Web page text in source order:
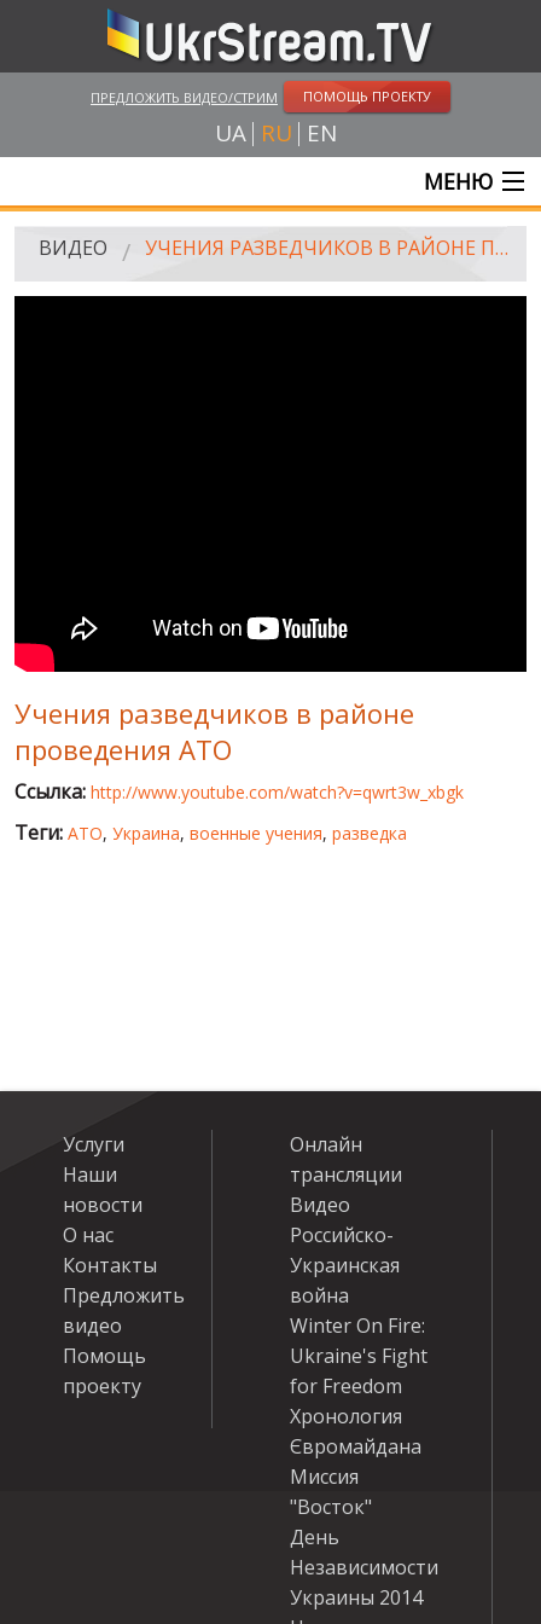
ПРЕДЛОЖИТЬ ВИДЕО/СТРИМ ПОМОЩЬ ПРОЕКТУ
UA RU EN
МЕНЮ
ГЛАВНАЯ
ПУБЛИЧНЫЕ ЛЮДИ
РОССИЙСКО-УКРАИНСКАЯ ВОЙНА
WINTER ON FIRE: UKRAINE'S FIGHT FOR FREEDOM
ХРОНОЛОГИЯ ЄВРОМАЙДАНА
ВИДЕО УЧЕНИЯ РАЗВЕДЧИКОВ В РАЙОНЕ ПРОВЕДЕНИЯ АТО
Учения разведчиков в районе
проведения АТО
Ссылка: http://www.youtube.com/watch?v=qwrt3w_xbgk
Теги: АТО, Украина, военные учения, разведка
Услуги
Наши
новости
О нас
Контакты
Предложить
видео
Помощь
проекту
Онлайн
трансляции
Видео
Российско-
Украинская
война
Winter On Fire:
Ukraine's Fight
for Freedom
Хронология
Євромайдана
Миссия
"Восток"
День
Независимости
Украины 2014